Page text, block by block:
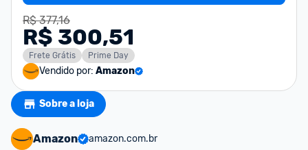
R$ 377,16
R$ 300,51
Frete Grátis Prime Day
Vendido por: Amazon
Sobre a loja
Amazon
amazon.com.br